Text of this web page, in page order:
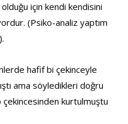
için kendi kendisini
(Psiko-analiz yaptım
).
hafif bi çekinceyle
ama söyledikleri doğru
çekincesinden kurtulmuştu